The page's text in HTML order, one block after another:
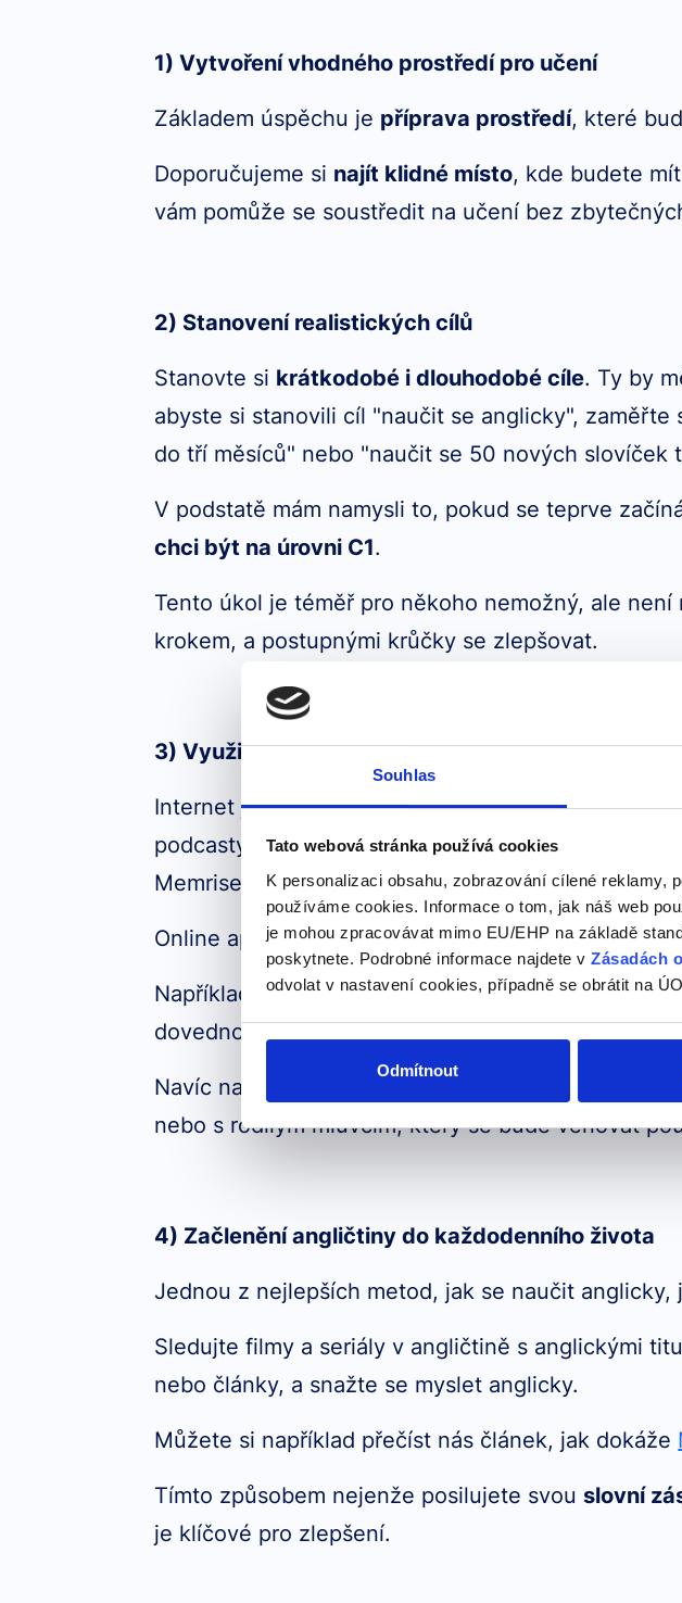
Souhlas
Tato webová stránka používá cookies
K personalizaci obsahu, zobrazování cílené
používáme cookies. Informace o tom, jak náš web
je mohou zpracovávat mimo EU/EHP na základě
poskytnete. Podrobné informace najdete v Zásadách
odvolat v nastavení cookies, případně se obrátit na
Odmítnout
1) Vytvoření vhodného prostředí pro učení
Základem úspěchu je příprava prostředí, které
Doporučujeme si najít klidné místo, kde budete
vám pomůže se soustředit na učení bez
2) Stanovení realistických cílů
Stanovte si krátkodobé i dlouhodobé cíle. Ty by
abyste si stanovili cíl "naučit se anglicky", zaměřte
do tří měsíců" nebo "naučit se 50 nových slovíček
V podstatě mám namysli to, pokud se teprve
chci být na úrovni C1.
Tento úkol je téměř pro někoho nemožný, ale
krokem, a postupnými krůčky se zlepšovat.
3) Využití online zdrojů a aplikací
Internet je plný bezplatných i placených zdrojů,
podcasty, YouTube kanály a e-knihy jsou jen
Memrise, nebo Anki pro rozšíření slovní zásoby.
Online aplikace mají své pro i proti, ale na
Například u nás na JustShop můžete najít online
dovednostech.
Navíc nabízíme na individuální kurzy
nebo s rodilým mluvčím, který se bude věnovat
4) Začlenění angličtiny do každodenního života
Jednou z nejlepších metod, jak se naučit anglicky,
Sledujte filmy a seriály v angličtině s anglickými
nebo články, a snažte se myslet anglicky.
Můžete si například přečíst nás článek, jak dokáže
Tímto způsobem nejenže posilujete svouslovní
je klíčové pro zlepšení.